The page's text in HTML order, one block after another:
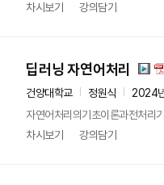
차시보기
강의담기
딥러닝 자연어처리
건양대학교 정원식
2024
자연어처리의기초이론과전처
차시보기
강의담기